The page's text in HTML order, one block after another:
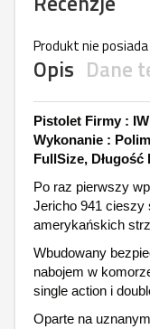
Produkt nie
Opis Dane
Pistolet Firmy :
Wykonanie :
FullSize,
Po raz pierwszy
Jericho 941 cieszy
amerykańskich
Wbudowany
nabojem w
single action i
Oparte na